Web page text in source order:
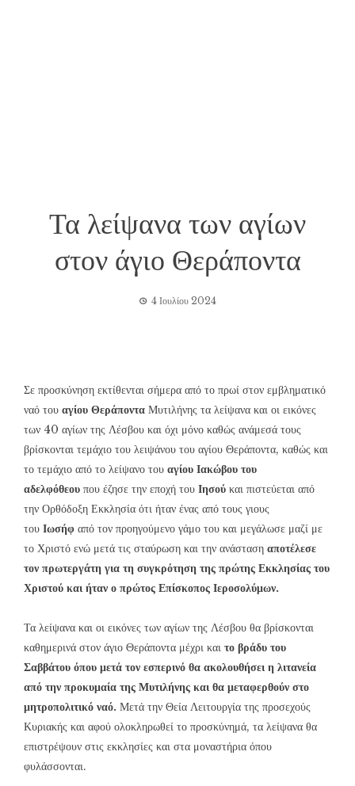
Τα λείψανα των αγίων
στον άγιο Θεράποντα
4 Ιουλίου 2024
Σε προσκύνηση εκτίθενται σήμερα από το πρωί στον εμβληματικό
ναό του αγίου Θεράποντα Μυτιλήνης τα λείψανα και οι εικόνες
των 40 αγίων της Λέσβου και όχι μόνο καθώς ανάμεσά τους
βρίσκονται τεμάχιο του λειψάνου του αγίου Θεράποντα, καθώς και
το τεμάχιο από το λείψανο του αγίου Ιακώβου του
αδελφόθεου που έζησε την εποχή του Ιησού και πιστεύεται από
την Ορθόδοξη Εκκλησία ότι ήταν ένας από τους γιους
του Ιωσήφ από τον προηγούμενο γάμο του και μεγάλωσε μαζί με
το Χριστό ενώ μετά τις σταύρωση και την ανάσταση αποτέλεσε
τον πρωτεργάτη για τη συγκρότηση της πρώτης Εκκλησίας του
Χριστού και ήταν ο πρώτος Επίσκοπος Ιεροσολύμων.
Τα λείψανα και οι εικόνες των αγίων της Λέσβου θα βρίσκονται
καθημερινά στον άγιο Θεράποντα μέχρι και το βράδυ του
Σαββάτου όπου μετά τον εσπερινό θα ακολουθήσει η λιτανεία
από την προκυμαία της Μυτιλήνης και θα μεταφερθούν στο
μητροπολιτικό ναό. Μετά την Θεία Λειτουργία της προσεχούς
Κυριακής και αφού ολοκληρωθεί το προσκύνημά, τα λείψανα θα
επιστρέψουν στις εκκλησίες και στα μοναστήρια όπου
φυλάσσονται.